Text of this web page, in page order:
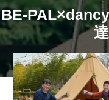
BE-